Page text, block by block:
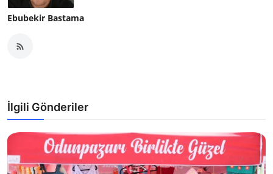
Ebubekir Bastama
İlgili Gönderiler